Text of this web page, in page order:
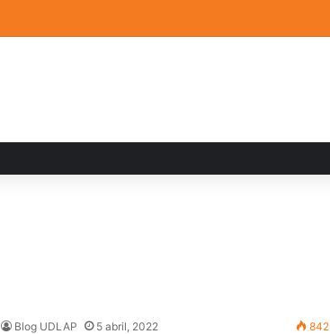
UDLAP destacan en el MUTVI 2026
Blog UDLAP 5 abril, 2022 842